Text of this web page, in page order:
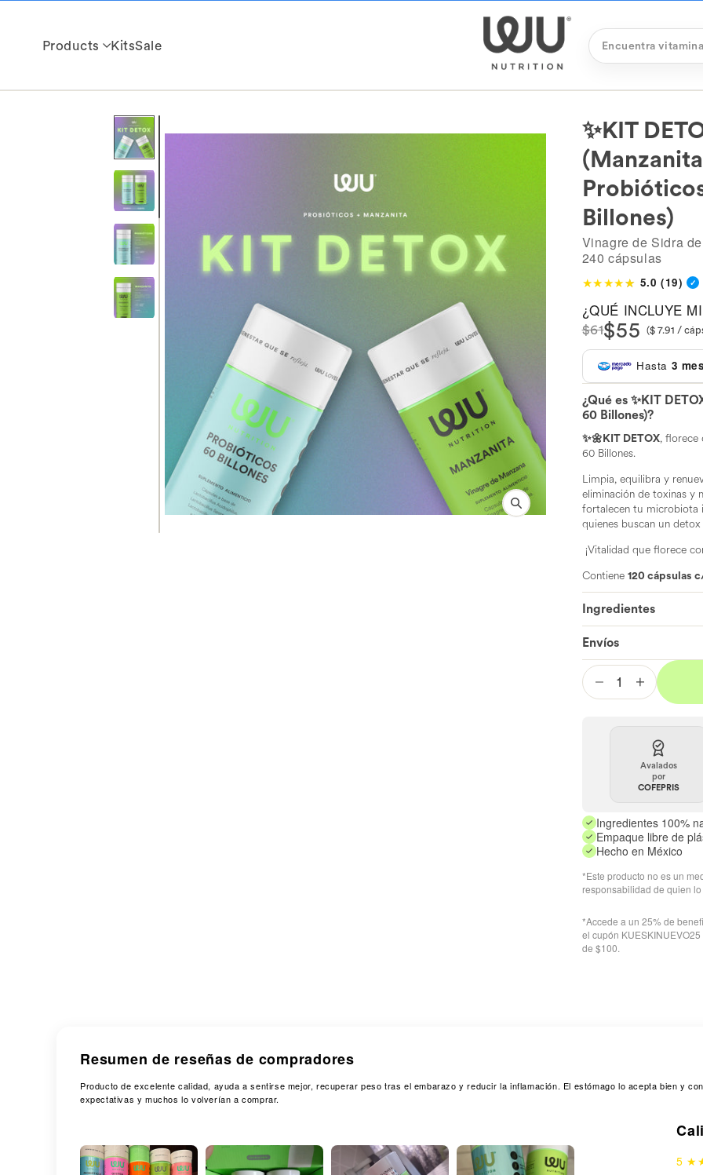
Products
BY FOCUS
Hormonal Health
Mental Health
Metabolic Health
Digestive Health
Strength and
Performance
Antioxidants
Essentials
Mujer Joven
428 reseñas
KitsSale
media
gallery
✨KIT
Billones)
Vinagre de Sidra
240 cápsulas
★★★★★
☆ 5.0 (19)
¿QUÉ INCLUYE
$61$55 ($ 7.91 /
Hasta 3
¿Qué es ✨KIT
60 Billones)?
✨🌼KIT DETOX, florece
60 Billones.
Limpia, equilibra y
eliminación de toxinas y
fortalecen tu microbiota
quienes buscan un
¡Vitalidad que florece
Contiene 120 cápsulas
Ingredientes
Envíos
Decrease
DETOX
y
Probióticos
60
Billones)
-
de
Sidra
240
Increase
quantity
✨KIT
DETOX
🌼
y
60
Billones)
-
de
Sidra
240
Avalados
por
COFEPRIS
Ingredientes 100%
Empaque libre de
Hecho en México
*Este producto no es un
responsabilidad de quien
*Accede a un 25% de
el cupón
de $100.
Resumen de reseñas de compradores
Producto de excelente calidad, ayuda a sentirse mejor, recuperar peso tras el embarazo y reducir la inflamación. El estómago lo acepta bien y
expectativas y muchos lo volverían a comprar.
5